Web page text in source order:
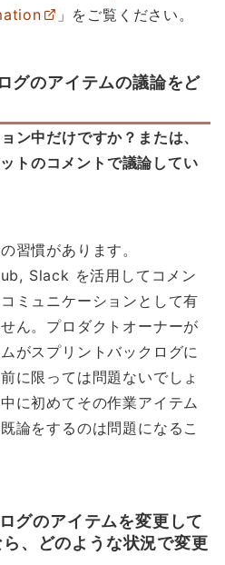
」をご覧ください。
グのアイテムの議論をど
ン中だけですか？または、
トのコメントで議論してい
習慣があります。
Slack を活用してコメン
ミュニケーションとして有
ん。プロダクトオーナーが
がスプリントバックログに
に限っては問題ないでしょ
に初めてその作業アイテム
論をするのは問題になるこ
グのアイテムを変更して
、どのような状況で変更